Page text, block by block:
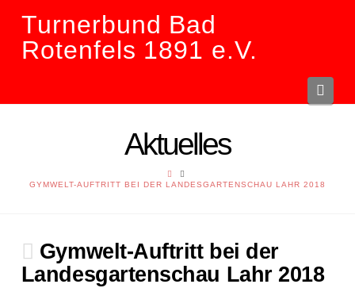
Turnerbund Bad
Rotenfels 1891 e.V.
Aktuelles
HOME
GYMWELT-AUFTRITT BEI DER LANDESGARTENSCHAU LAHR 2018
Gymwelt-Auftritt bei der
Landesgartenschau Lahr 2018